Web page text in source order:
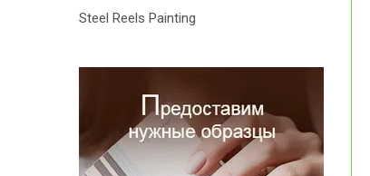
Steel Reels Painting